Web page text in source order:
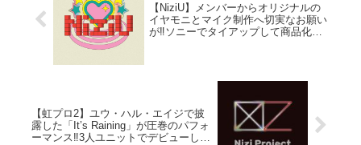
【NiziU】メンバーからオリジナルの
イヤモニとマイク制作へ切実なお願い
が‼ソニーでタイアップして商品化し
【虹プロ2】ユウ・ハル・エイジで披
露した「It’s Raining」が圧巻のパフォ
ーマンス‼3人ユニットでデビューして